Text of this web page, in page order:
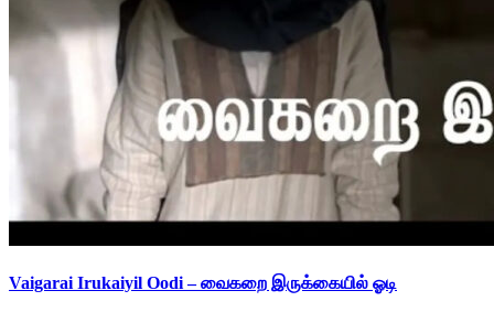
Vaigarai Irukaiyil Oodi – வைகறை இருக்கையில் ஓடி